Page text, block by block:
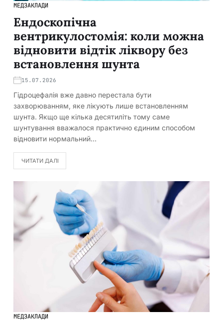
МЕДЗАКЛАДИ
Ендоскопічна
вентрикулостомія: коли можна
відновити відтік ліквору без
встановлення шунта
15.07.2026
Гідроцефалія вже давно перестала бути
захворюванням, яке лікують лише встановленням
шунта. Якщо ще кілька десятиліть тому саме
шунтування вважалося практично єдиним способом
відновити нормальний…
ЧИТАТИ ДАЛІ
МЕДЗАКЛАДИ